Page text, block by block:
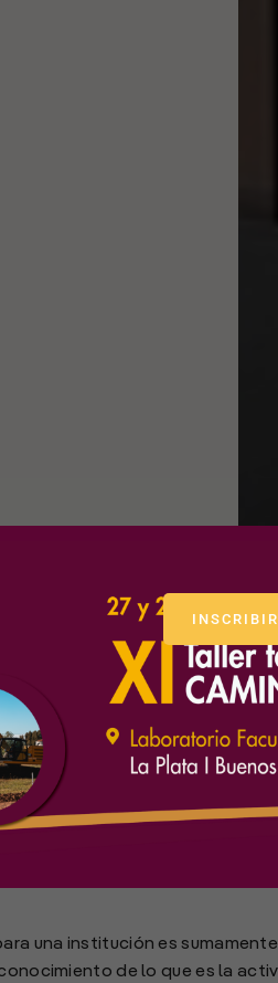
de Entidades
Daniel Indart.
una institución es
de lo que es la